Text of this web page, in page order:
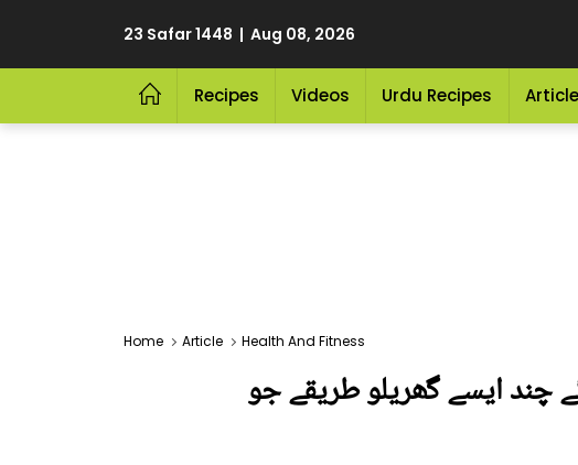
23 Safar 1448 | Aug 08, 2026
Recipes Videos Urdu Recipes
Home Article Health And Fitness
چند ایسے گھریلو طریقے جو